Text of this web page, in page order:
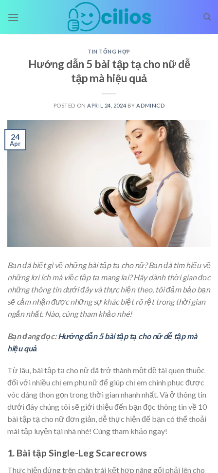
TIN TỔNG HỢP
Hướng dẫn 5 bài tập tạ cho nữ dễ
tập mà hiệu quả
POSTED ON APRIL 24, 2024 BY ADMINCD
24
Apr
Bạn đã biết gì về những bài tập tạ cho nữ? Bạn đã tìm hiểu về
những lợi ích mà việc tập tạ mang lại? Hãy dành thời gian đọc
những thông tin dưới đây và thực hiện theo, tôi đảm bảo bạn
sẽ cảm nhận được những sự khác biệt rõ rệt trong thời gian
ngắn nhất. Nào, cùng tham khảo nhé!
Bạn đang đọc:Hướng dẫn 5 bài tập tạ cho nữ dễ tập mà
hiệu quả
Từ lâu, bài tập tạ cho nữ đã trở thành một đề tài quen thuộc
đối với nhiều chị em phụ nữ để giúp chị em chinh phục được
vóc dáng thon gọn trong thời gian nhanh nhất. Và ở thông tin
dưới đây chúng tôi sẽ giới thiệu đến bạn đọc thông tin về 10
bài tập tạ cho nữ đơn giản, dễ thực hiện để bạn có thể thoải
mái tập luyện tại nhà nhé! Cùng tham khảo ngay!
1. Bài tập Single-Leg Scarecrows
Thực hiện đứng trên chân trái kết hợp nâng gối phải lên cho